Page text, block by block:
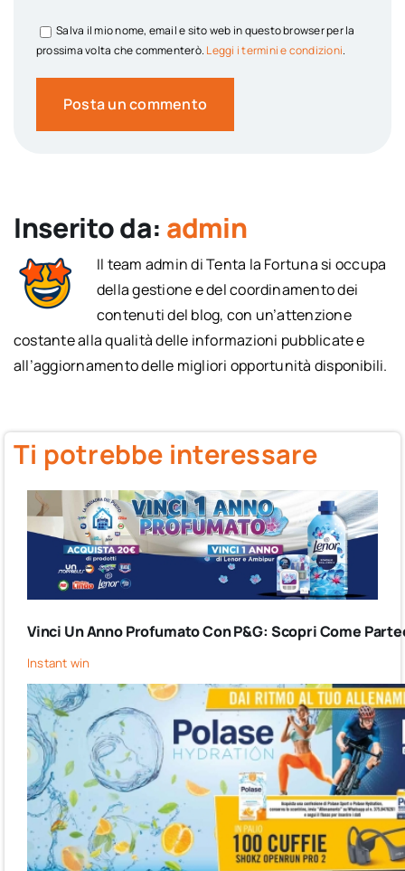
Salva il mio nome, email e sito web in questo browser per la
prossima volta che commenterò. Leggi i termini e condizioni.
Inserito da: admin
Il team admin di Tenta la Fortuna si occupa
della gestione e del coordinamento dei
contenuti del blog, con un’attenzione
costante alla qualità delle informazioni pubblicate e
all’aggiornamento delle migliori opportunità disponibili.
Ti potrebbe interessare
Vinci Un Anno Profumato Con P&G: Scopri Come
Instant win